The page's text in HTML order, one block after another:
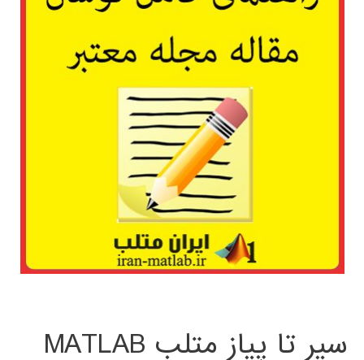
سیر تا پیاز متلب MATLAB